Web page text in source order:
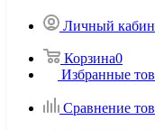
Личный
Корзина0
Избранные
Сравнение